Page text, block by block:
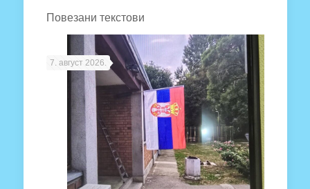
Повезани текстови
7. август 2026.